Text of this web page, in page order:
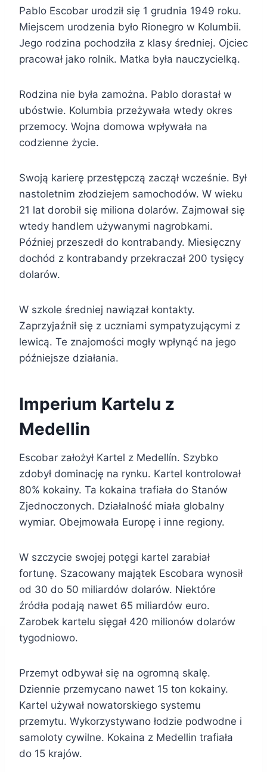
Pablo Escobar urodził się 1 grudnia 1949 roku.
Miejscem urodzenia było Rionegro w Kolumbii.
Jego rodzina pochodziła z klasy średniej. Ojciec
pracował jako rolnik. Matka była nauczycielką.
Rodzina nie była zamożna. Pablo dorastał w
ubóstwie. Kolumbia przeżywała wtedy okres
przemocy. Wojna domowa wpływała na
codzienne życie.
Swoją karierę przestępczą zaczął wcześnie. Był
nastoletnim złodziejem samochodów. W wieku
21 lat dorobił się miliona dolarów. Zajmował się
wtedy handlem używanymi nagrobkami.
Później przeszedł do kontrabandy. Miesięczny
dochód z kontrabandy przekraczał 200 tysięcy
dolarów.
W szkole średniej nawiązał kontakty.
Zaprzyjaźnił się z uczniami sympatyzującymi z
lewicą. Te znajomości mogły wpłynąć na jego
późniejsze działania.
Imperium Kartelu z
Medellin
Escobar założył Kartel z Medellín. Szybko
zdobył dominację na rynku. Kartel kontrolował
80% kokainy. Ta kokaina trafiała do Stanów
Zjednoczonych. Działalność miała globalny
wymiar. Obejmowała Europę i inne regiony.
W szczycie swojej potęgi kartel zarabiał
fortunę. Szacowany majątek Escobara wynosił
od 30 do 50 miliardów dolarów. Niektóre
źródła podają nawet 65 miliardów euro.
Zarobek kartelu sięgał 420 milionów dolarów
tygodniowo.
Przemyt odbywał się na ogromną skalę.
Dziennie przemycano nawet 15 ton kokainy.
Kartel używał nowatorskiego systemu
przemytu. Wykorzystywano łodzie podwodne i
samoloty cywilne. Kokaina z Medellin trafiała
do 15 krajów.